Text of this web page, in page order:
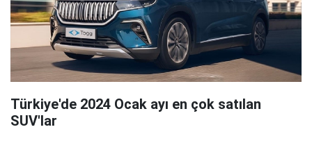
Türkiye'de 2024 Ocak ayı en çok satılan
SUV'lar